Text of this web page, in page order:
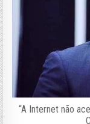
“A Internet não